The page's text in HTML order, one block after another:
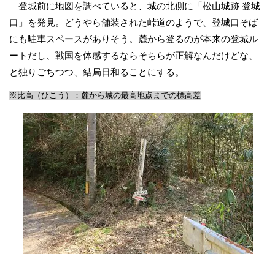
登城前に地図を調べていると、城の北側に「松山城跡 登城
口」を発見。どうやら舗装された峠道のようで、登城口そば
にも駐車スペースがありそう。麓から登るのが本来の登城ル
ートだし、戦国を体感するならそちらが正解なんだけどな、
と独りごちつつ、結局日和ることにする。
※比高（ひこう）：麓から城の最高地点までの標高差